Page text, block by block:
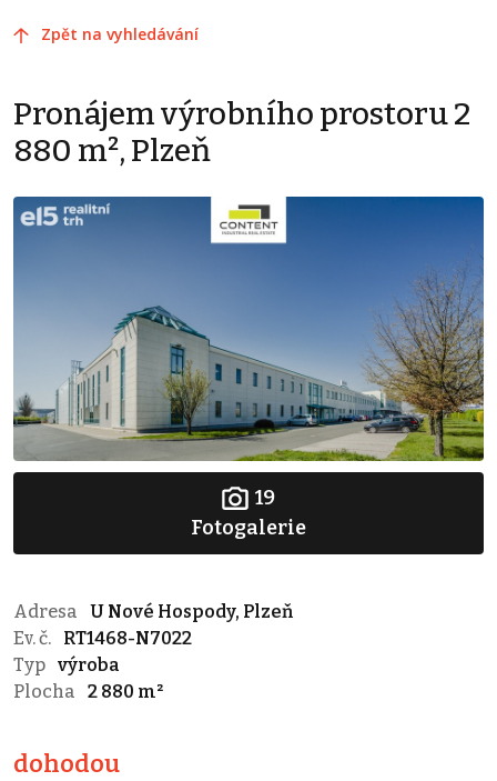
Zpět na vyhledávání
Pronájem výrobního prostoru 2
880 m², Plzeň
19
Fotogalerie
Adresa
U Nové Hospody, Plzeň
Ev. č.
RT1468-N7022
Typ výroba
Plocha
2 880 m²
dohodou